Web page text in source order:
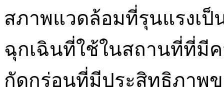
สภาพแวดล้อมที่รุนแรงเป็
ฉุกเฉินที่ใช้ในสถานที่ที่มีค
กัดกร่อนที่มีประสิทธิภาพข